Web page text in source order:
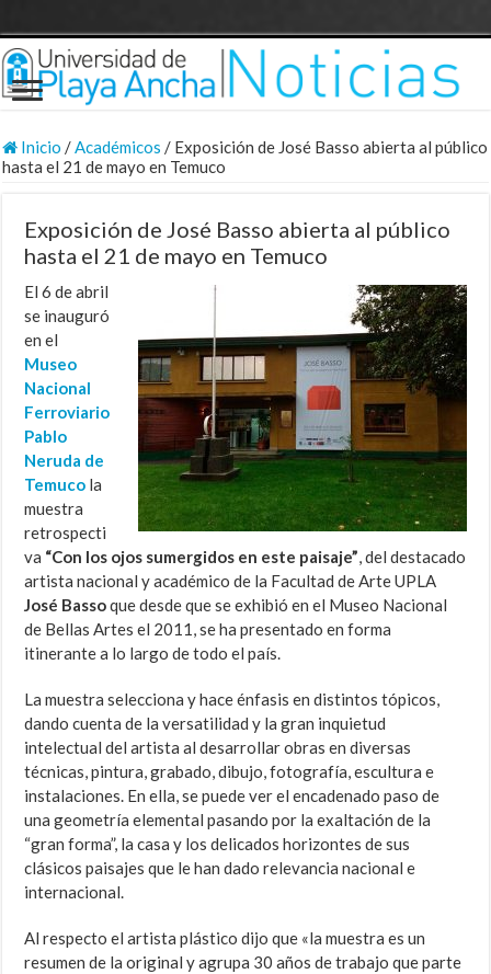
Inicio /Académicos / Exposición de José Basso abierta al público
hasta el 21 de mayo en Temuco
Exposición de José Basso abierta al público
hasta el 21 de mayo en Temuco
El 6 de abril
se inauguró
en el
Museo
Nacional
Ferroviario
Pablo
Neruda de
Temuco la
muestra
retrospecti
va “Con los ojos sumergidos en este paisaje”, del destacado
artista nacional y académico de la Facultad de Arte UPLA
José Bassoque desde que se exhibió en el Museo Nacional
de Bellas Artes el 2011, se ha presentado en forma
itinerante a lo largo de todo el país.
La muestra selecciona y hace énfasis en distintos tópicos,
dando cuenta de la versatilidad y la gran inquietud
intelectual del artista al desarrollar obras en diversas
técnicas, pintura, grabado, dibujo, fotografía, escultura e
instalaciones. En ella, se puede ver el encadenado paso de
una geometría elemental pasando por la exaltación de la
“gran forma”, la casa y los delicados horizontes de sus
clásicos paisajes que le han dado relevancia nacional e
internacional.
Al respecto el artista plástico dijo que «la muestra es un
resumen de la original y agrupa 30 años de trabajo que parte